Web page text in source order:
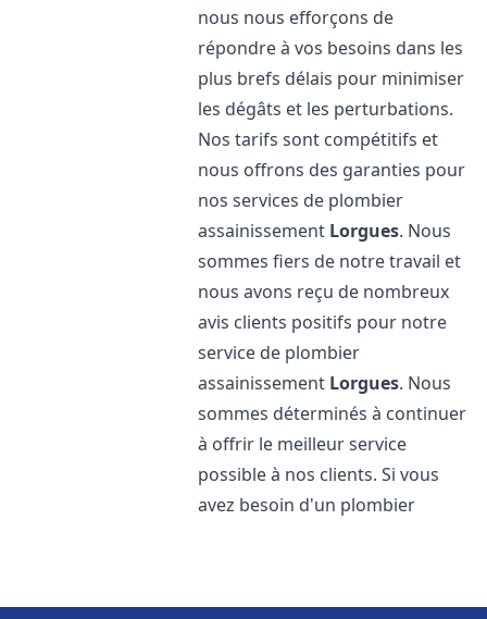
nous nous efforçons de
répondre à vos besoins dans les
plus brefs délais pour minimiser
les dégâts et les perturbations.
Nos tarifs sont compétitifs et
nous offrons des garanties pour
nos services de plombier
assainissement Lorgues. Nous
sommes fiers de notre travail et
nous avons reçu de nombreux
avis clients positifs pour notre
service de plombier
assainissement Lorgues. Nous
sommes déterminés à continuer
à offrir le meilleur service
possible à nos clients. Si vous
avez besoin d'un plombier